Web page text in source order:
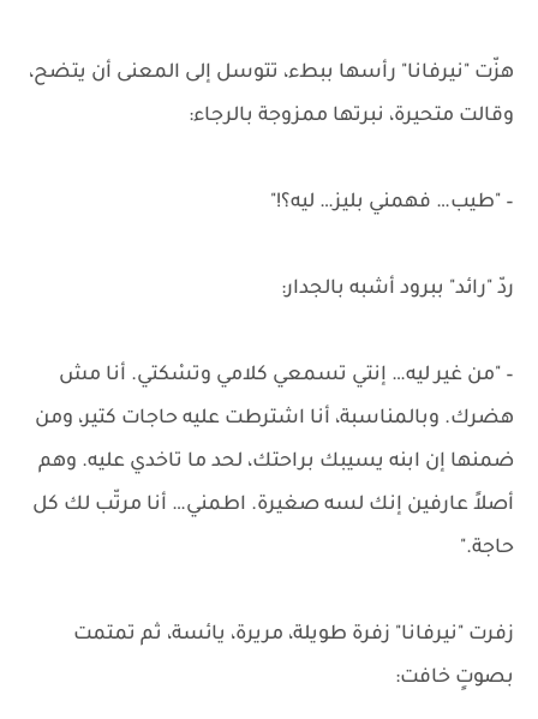
هزّت "نيرفانا" رأسها ببطء، تتوسل إلى المعنى أن يتضح،
وقالت متحيرة، نبرتها ممزوجة بالرجاء:
– "طيب… فهمني بليز… ليه؟!"
ردّ "رائد" ببرود أشبه بالجدار:
– "من غير ليه… إنتي تسمعي كلامي وتسْكتي. أنا مش
هضرك. وبالمناسبة، أنا اشترطت عليه حاجات كتير، ومن
ضمنها إن ابنه يسيبك براحتك، لحد ما تاخدي عليه. وهم
أصلاً عارفين إنك لسه صغيرة. اطمني… أنا مرتّب لك كل
حاجة."
زفرت "نيرفانا" زفرة طويلة، مريرة، يائسة، ثم تمتمت
بصوتٍ خافت: